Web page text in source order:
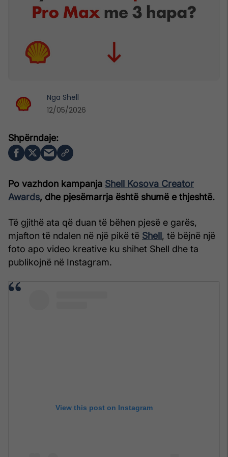
Po vazhdon kampanja Shell Kosova Creator
Awards, dhe pjesëmarrja është shumë e thjeshtë.
Të gjithë ata që duan të bëhen pjesë e garës,
mjafton të ndalen në një pikë të Shell , të bëjnë një
foto apo video kreative ku shihet Shell dhe ta
publikojnë në Instagram.
View this post on Instagram
Nga Shell
12/05/2026